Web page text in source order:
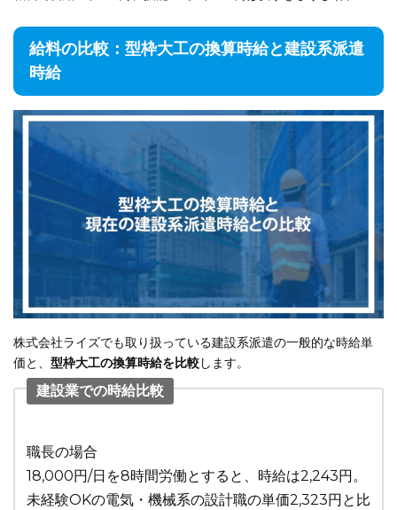
給料の比較：型枠大工の換算時給と建設系派遣
時給
株式会社ライズでも取り扱っている建設系派遣の一般的な時給単
価と、 型枠大工の換算時給を比較します。
建設業での時給比較
職長の場合
18,000円/日を8時間労働とすると、時給は2,243円。
未経験OKの電気・機械系の設計職の単価2,323円と比